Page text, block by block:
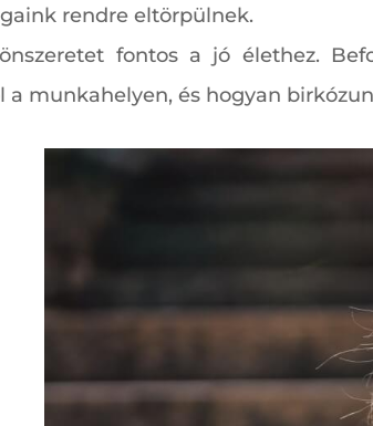
rendre eltörpülnek.
fontos a jó élethez.
a munkahelyen, és hogyan